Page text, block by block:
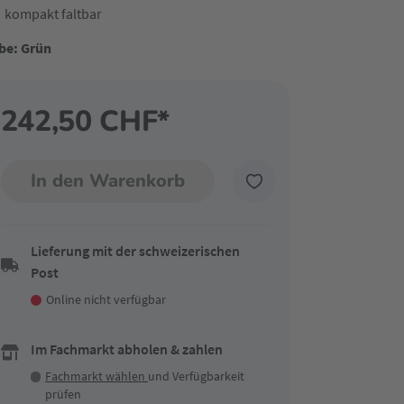
kompakt faltbar
Grün
242,50 CHF*
In den Warenkorb
Lieferung mit der schweizerischen
Post
Online nicht verfügbar
Im Fachmarkt abholen & zahlen
Fachmarkt wählen und Verfügbarkeit
prüfen